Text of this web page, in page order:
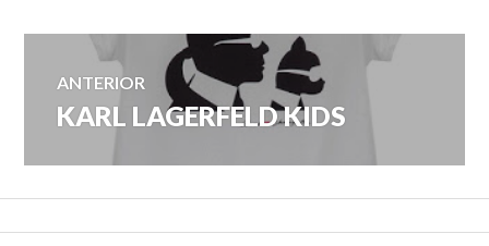
Navegación
de
entradas
ANTERIOR
Entrada
KARL LAGERFELD KIDS